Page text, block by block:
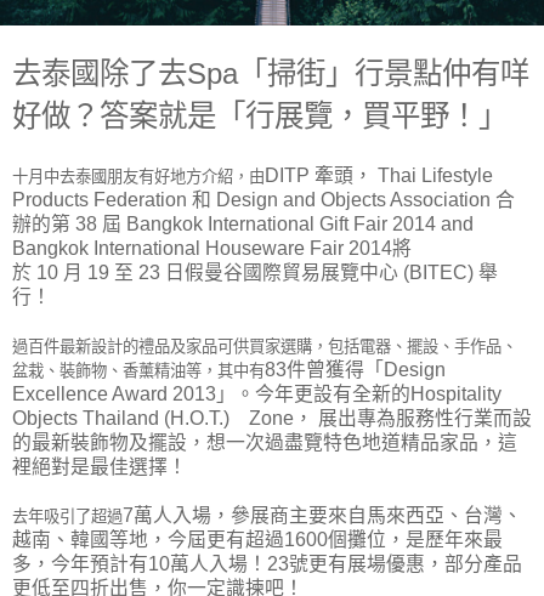
去泰國除了去Spa「掃街」行景點仲有咩
好做？答案就是「行展覽，買平野！」
十月中去泰國朋友有好地方介紹，由DITP 牽頭， Thai Lifestyle
Products Federation 和 Design and Objects Association 合
辦的第 38 屆 Bangkok International Gift Fair 2014 and
Bangkok International Houseware Fair 2014將
於 10 月 19 至 23 日假曼谷國際貿易展覽中心 (BITEC) 舉
行！
過百件最新設計的禮品及家品可供買家選購，包括電器、擺設、手作品、
盆栽、裝飾物、香薰精油等，其中有83件曾獲得「 Design
Excellence Award 2013 」。今年更設有全新的Hospitality
Objects Thailand (H.O.T.)
Zone ，
展出專為服務性行業而設
的最新裝飾物及擺設，想一次過盡覽特色地道精品家品，這
裡絕對是最佳選擇！
去年吸引了超過7萬人入場，參展商主要來自馬來西亞、台灣、
越南、韓國等地，今屆更有超過1600個攤位，是歷年來最
多，今年預計有10萬人入場！ 23號更有展場優惠，部分產品
更低至四折出售，你一定識揀吧！